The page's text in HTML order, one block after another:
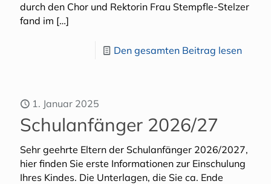
durch den Chor und Rektorin Frau Stempfle-Stelzer
fand im […]
Den gesamten Beitrag lesen
1. Januar 2025
Schulanfänger 2026/27
Sehr geehrte Eltern der Schulanfänger 2026/2027,
hier finden Sie erste Informationen zur Einschulung
Ihres Kindes. Die Unterlagen, die Sie ca. Ende